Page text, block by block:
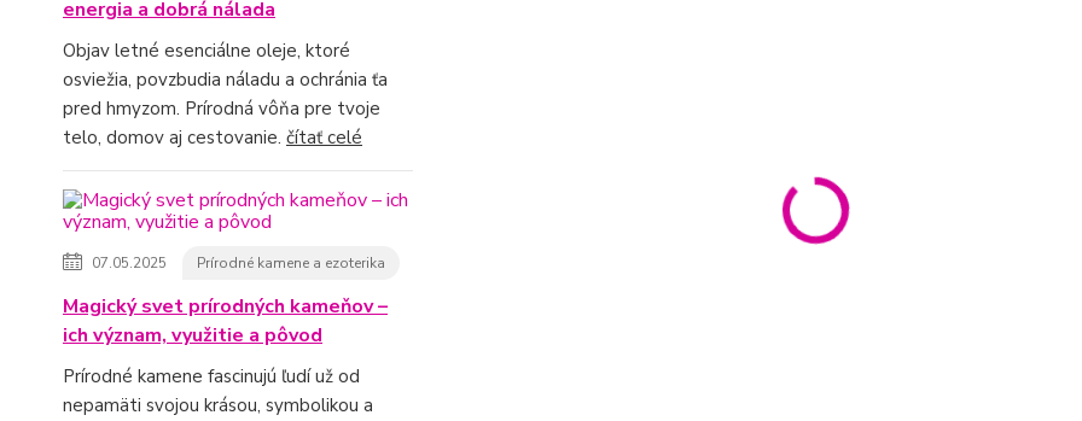
energia a dobrá nálada
Objav letné esenciálne oleje, ktoré
osviežia, povzbudia náladu a ochránia ťa
pred hmyzom. Prírodná vôňa pre tvoje
telo, domov aj cestovanie. čítať celé
07.05.2025 Prírodné kamene a ezoterika
Magický svet prírodných kameňov –
ich význam, využitie a pôvod
Prírodné kamene fascinujú ľudí už od
nepamäti svojou krásou, symbolikou a